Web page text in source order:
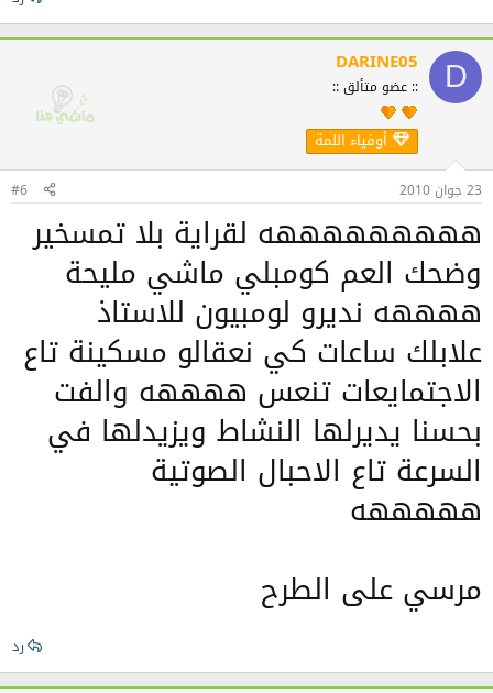
D
DARINE05
:: عضو متألق ::
أوفياء اللمة
23 جوان 2010 #6
هههههههههه لقراية بلا تمسخير
وضحك العم كومبلي ماشي مليحة
ههههه نديرو لومبيون للاستاذ
علابلك ساعات كي نعقالو مسكينة تاع
الاجتمايعات تنعس ههههه والفت
بحسنا يديرلها النشاط ويزيدلها في
السرعة تاع الاحبال الصوتية
هههههه
مرسي على الطرح
رد